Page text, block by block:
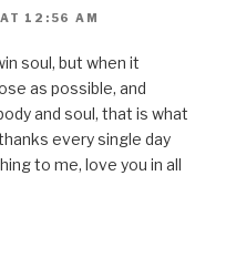
12:56 AM
soul, but when it
as possible, and
and soul, that is what
every single day
to me, love you in all